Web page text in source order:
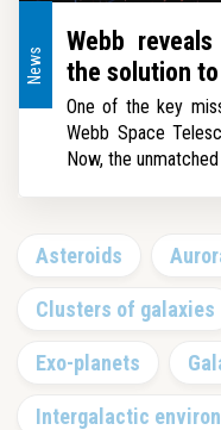
News
Webb
the solution
One of the key
Webb Space
Now, the unmatched
Primary
Asteroids
Clusters of galaxies
Exo-planets
Intergalactic